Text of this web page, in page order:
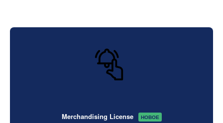
Merchandising License НОВОЕ